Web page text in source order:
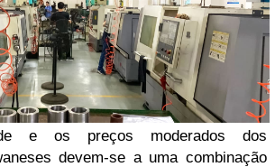
e os preços moderados dos
devem-se a uma combinação